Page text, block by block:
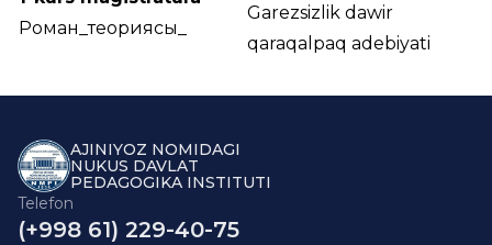
Роман_теориясы_
Garezsizlik dawir
qaraqalpaq adebiyati
AJINIYOZ NOMIDAGI
NUKUS DAVLAT
PEDAGOGIKA INSTITUTI
Telefon
(+998 61) 229-40-75